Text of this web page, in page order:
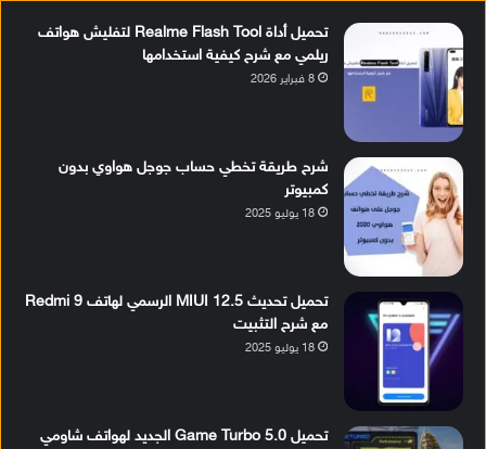
تحميل أداة Realme Flash Tool لتفليش هواتف
ريلمي مع شرح كيفية استخدامها
8 فبراير 2026
شرح طريقة تخطي حساب جوجل هواوي بدون
كمبيوتر
18 يوليو 2025
تحميل تحديث MIUI 12.5 الرسمي لهاتف Redmi 9
مع شرح التثبيت
18 يوليو 2025
تحميل Game Turbo 5.0 الجديد لهواتف شاومي